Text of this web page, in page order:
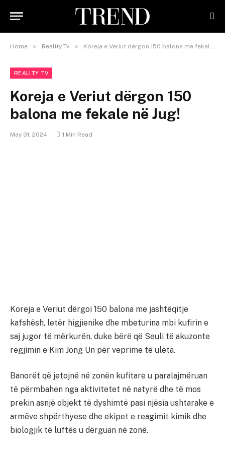
Home » Reality Tv » Koreja e Veriut dërgon 150 balona me fekale në Jug!
REALITY TV
Koreja e Veriut dërgon 150
balona me fekale në Jug!
May 31, 2024 1 Min Read
Koreja e Veriut dërgoi 150 balona me jashtëqitje
kafshësh, letër higjienike dhe mbeturina mbi kufirin e
saj jugor të mërkurën, duke bërë që Seuli të akuzonte
regjimin e Kim Jong Un për veprime të ulëta.
Banorët që jetojnë në zonën kufitare u paralajmëruan
të përmbahen nga aktivitetet në natyrë dhe të mos
prekin asnjë objekt të dyshimtë pasi njësia ushtarake e
armëve shpërthyese dhe ekipet e reagimit kimik dhe
biologjik të luftës u dërguan në zonë.